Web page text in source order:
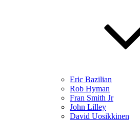
Eric Bazilian
Rob Hyman
Fran Smith Jr
John Lilley
David Uosikkinen